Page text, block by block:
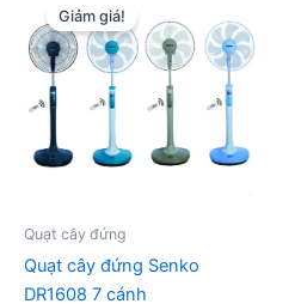
Giảm giá!
Quạt cây đứng
Quạt cây đứng Senko
DR1608 7 cánh